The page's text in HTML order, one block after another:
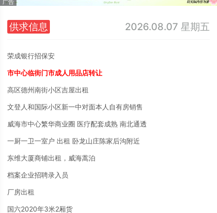
供求信息 2026.08.07 星期五
荣成银行招保安
市中心临街门市成人用品店转让
高区德州南街小区吉屋出租
文登人和国际小区新一中对面本人自有房销售
威海市中心繁华商业圈 医疗配套成熟 南北通透
一厨一卫一室户 出租 卧龙山庄陈家后沟附近
东维大厦商铺出租，威海蒿泊
档案企业招聘录入员
厂房出租
国六2020年3米2厢货